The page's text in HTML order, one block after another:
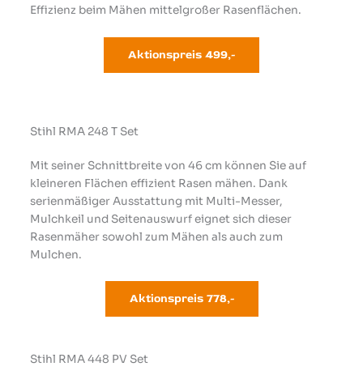
Effizienz beim Mähen mittelgroßer Rasenflächen.
Aktionspreis 499,-
Stihl RMA 248 T Set
Mit seiner Schnittbreite von 46 cm können Sie auf
kleineren Flächen effizient Rasen mähen. Dank
serienmäßiger Ausstattung mit Multi-Messer,
Mulchkeil und Seitenauswurf eignet sich dieser
Rasenmäher sowohl zum Mähen als auch zum
Mulchen.
Aktionspreis 778,-
Stihl RMA 448 PV Set